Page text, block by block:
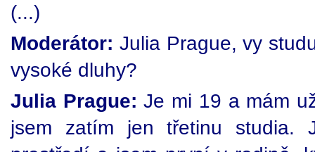
(...)
Moderátor: Julia Prague, vy
vysoké dluhy?
Julia Prague: Je mi 19 a mám
jsem zatím jen třetinu studia.